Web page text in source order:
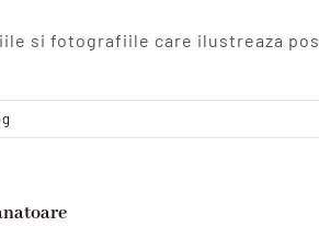
si fotografiile care ilustreaza